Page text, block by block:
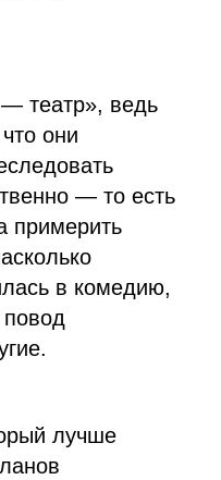
театр», ведь
они
— то есть
примерить
в комедию,
лучше